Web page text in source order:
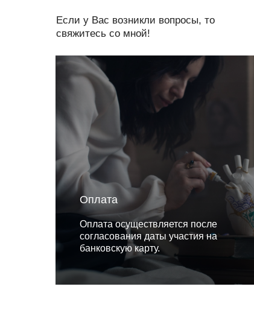
Если у Вас возникли вопросы, то
свяжитесь со мной!
Оплата
Оплата осуществляется после
согласования даты участия на
банковскую карту.